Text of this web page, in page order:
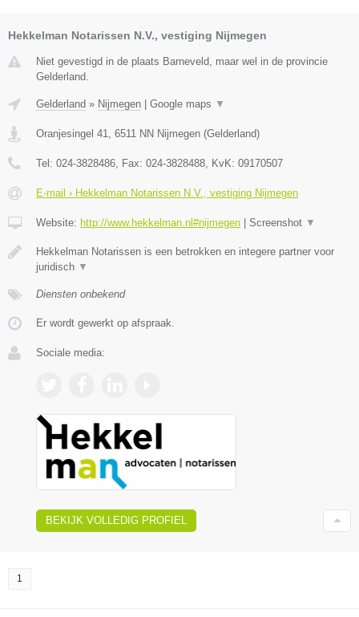
Hekkelman Notarissen N.V., vestiging Nijmegen
Niet gevestigd in de plaats Barneveld, maar wel in de provincie
Gelderland.
Gelderland » Nijmegen Google maps ▼
Oranjesingel 41, 6511 NN Nijmegen (Gelderland)
Tel: 024-3828486, Fax: 024-3828488, KvK: 09170507
E-mail › Hekkelman Notarissen N.V., vestiging Nijmegen
Website: http://www.hekkelman.nl#nijmegen Screenshot ▼
Hekkelman Notarissen is een betrokken en integere partner voor
juridisch ▼
Diensten onbekend
Er wordt gewerkt op afspraak.
Sociale media:
BEKIJK VOLLEDIG PROFIEL
1